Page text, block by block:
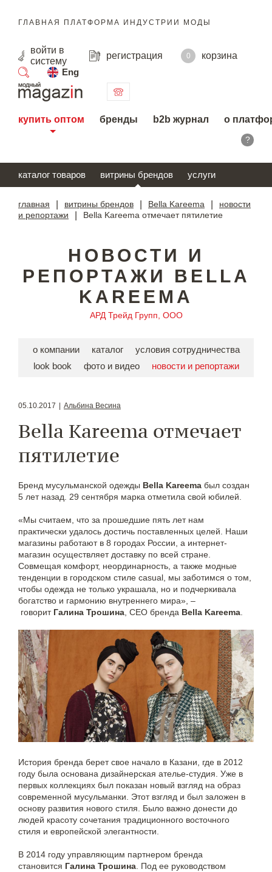
ГЛАВНАЯ ПЛАТФОРМА ИНДУСТРИИ МОДЫ
войти в
систему
регистрация 0
корзина
Eng
поиск
купить оптом бренды b2b журнал о
?
каталог товаров витрины брендов услуги
главная витрины брендов Bella Kareema
новости
и репортажи
Bella Kareema отмечает пятилетие
НОВОСТИ И
РЕПОРТАЖИ BELLA
KAREEMA
АРД Трейд Групп, ООО
о компании каталог
условия сотрудничества
look book
фото и видео новости и репортажи
05.10.2017 Альбина Весина
Bella Kareema отмечает
пятилетие
Бренд мусульманской одежды Bella Kareema был создан
5 лет назад. 29 сентября марка отметила свой юбилей.
«Мы считаем, что за прошедшие пять лет нам
практически удалось достичь поставленных целей. Наши
магазины работают в 8 городах России, а интернет-
магазин осуществляет доставку по всей стране.
Совмещая комфорт, неординарность, а также модные
тенденции в городском стиле casual, мы заботимся о том,
чтобы одежда не только украшала, но и подчеркивала
богатство и гармонию внутреннего мира», –
говорит Галина Трошина , CEO бренда Bella Kareema
История бренда берет свое начало в Казани, где в 2012
году была основана дизайнерская ателье‐студия. Уже в
первых коллекциях был показан новый взгляд на образ
современной мусульманки. Этот взгляд и был заложен в
основу развития нового стиля. Было важно донести до
людей красоту сочетания традиционного восточного
стиля и европейской элегантности.
В 2014 году управляющим партнером бренда
становится Галина Трошина. Под ее руководством